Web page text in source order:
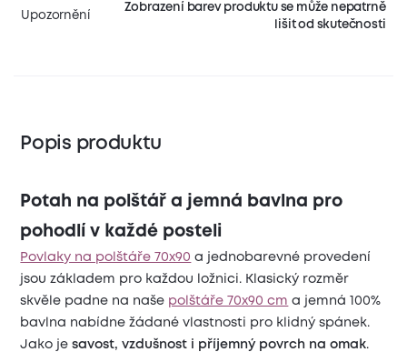
Upozornění
Zobrazení barev produktu se může nepatrně
lišit od skutečnosti
Popis produktu
Potah na polštář a jemná bavlna pro
pohodlí v každé posteli
Povlaky na polštáře 70x90 a jednobarevné provedení
jsou základem pro každou ložnici. Klasický rozměr
skvěle padne na naše polštáře 70x90 cm a jemná 100%
bavlna nabídne žádané vlastnosti pro klidný spánek.
Jako jesavost, vzdušnost i příjemný povrch na omak.